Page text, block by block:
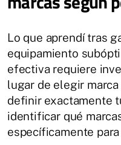
Lo que aprendí tras
equipamiento
efectiva requiere
lugar de elegir
definir exactamente
identificar qué
específicamente